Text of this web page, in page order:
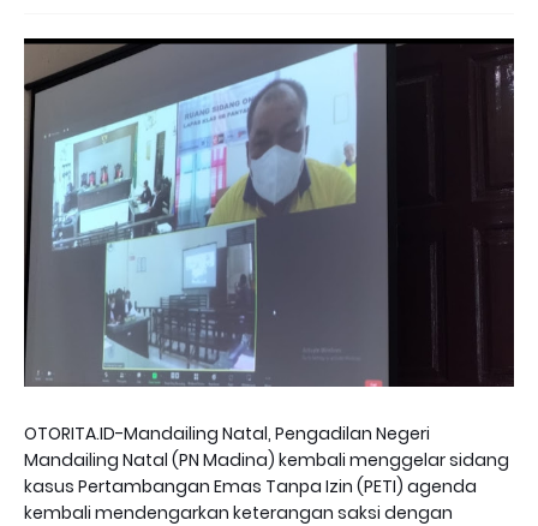
OTORITA.ID-Mandailing Natal, Pengadilan Negeri
Mandailing Natal (PN Madina) kembali menggelar sidang
kasus Pertambangan Emas Tanpa Izin (PETI) agenda
kembali mendengarkan keterangan saksi dengan